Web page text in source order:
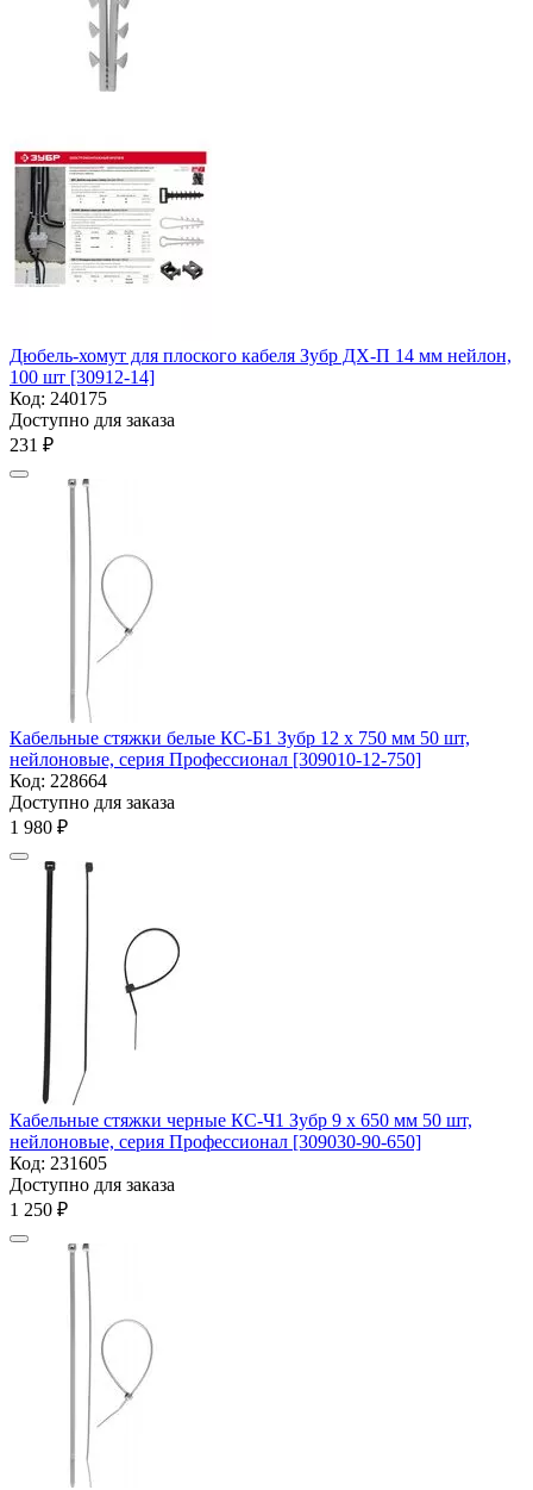
Дюбель-хомут для плоского кабеля Зубр ДХ-П 14 мм нейлон,
100 шт [30912-14]
Код: 240175
Доступно для заказа
‍231‍ ₽
Кабельные стяжки белые КС-Б1 Зубр 12 x 750 мм 50 шт,
нейлоновые, серия Профессионал [309010-12-750]
Код: 228664
Доступно для заказа
1 980 ₽
Кабельные стяжки черные КС-Ч1 Зубр 9 x 650 мм 50 шт,
нейлоновые, серия Профессионал [309030-90-650]
Код: 231605
Доступно для заказа
1 250 ₽